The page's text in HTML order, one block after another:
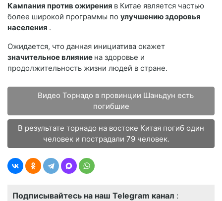
Кампания против ожирения в Китае является частью
более широкой программы по улучшению здоровья
населения .
Ожидается, что данная инициатива окажет
значительное влияние на здоровье и
продолжительность жизни людей в стране.
Видео Торнадо в провинции Шаньдун есть
погибшие
В результате торнадо на востоке Китая погиб один
человек и пострадали 79 человек.
Подписывайтесь на наш Telegram канал :